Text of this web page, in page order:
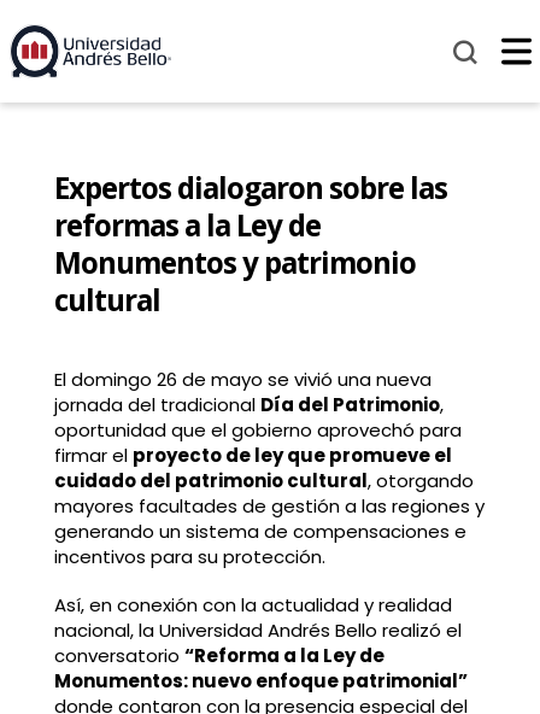
Expertos dialogaron sobre las
reformas a la Ley de
Monumentos y patrimonio
cultural
El domingo 26 de mayo se vivió una nueva
jornada del tradicional Día del Patrimonio,
oportunidad que el gobierno aprovechó para
firmar el proyecto de ley que promueve el
cuidado del patrimonio cultural, otorgando
mayores facultades de gestión a las regiones y
generando un sistema de compensaciones e
incentivos para su protección.
Así, en conexión con la actualidad y realidad
nacional, la Universidad Andrés Bello realizó el
conversatorio “Reforma a la Ley de
Monumentos: nuevo enfoque patrimonial”
donde contaron con la presencia especial del